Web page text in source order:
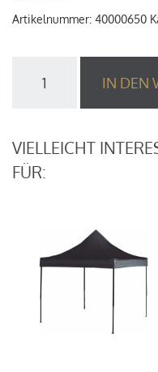
Artikelnummer: 40000650
KTW/DVGW/W
270
Menge
IN DEN
VIELLEICHT
FÜR: